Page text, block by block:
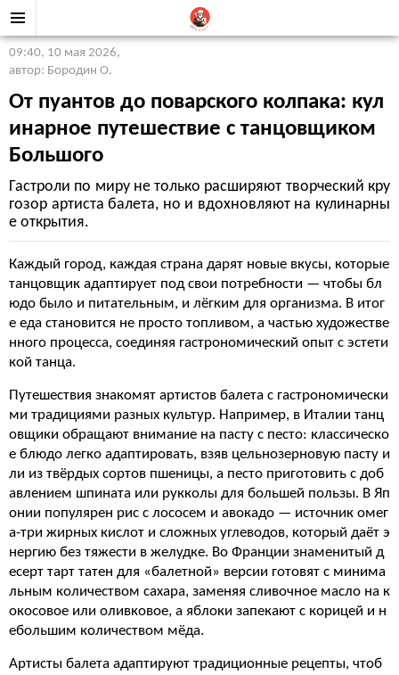
09:40, 10 мая 2026,
автор: Бородин О.
От пуантов до поварского колпака: кул
инарное путешествие с танцовщиком
Большого
Гастроли по миру не только расширяют творческий кру
гозор артиста балета, но и вдохновляют на кулинарны
е открытия.
Каждый город, каждая страна дарят новые вкусы, которые
танцовщик адаптирует под свои потребности — чтобы бл
юдо было и питательным, и лёгким для организма. В итог
е еда становится не просто топливом, а частью художестве
нного процесса, соединяя гастрономический опыт с эстети
кой танца.
Путешествия знакомят артистов балета с гастрономически
ми традициями разных культур. Например, в Италии танц
овщики обращают внимание на пасту с песто: классическо
е блюдо легко адаптировать, взяв цельнозерновую пасту и
ли из твёрдых сортов пшеницы, а песто приготовить с доб
авлением шпината или рукколы для большей пользы. В Яп
онии популярен рис с лососем и авокадо — источник омег
а-три жирных кислот и сложных углеводов, который даёт э
нергию без тяжести в желудке. Во Франции знаменитый д
есерт тарт татен для «балетной» версии готовят с минима
льным количеством сахара, заменяя сливочное масло на к
окосовое или оливковое, а яблоки запекают с корицей и н
ебольшим количеством мёда.
Артисты балета адаптируют традиционные рецепты, чтоб